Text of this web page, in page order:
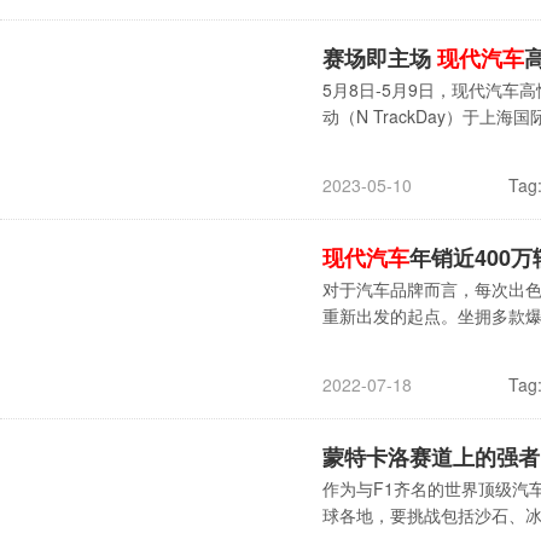
赛场即主场现代汽车
5月8日-5月9日，现代汽车
动（N TrackDay）于上海国
2023-05-10 Tag:
现代汽车年销近400万
对于汽车品牌而言，每次出
重新出发的起点。坐拥多款
2022-07-18 Tag:
蒙特卡洛赛道上的强
作为与F1齐名的世界顶级汽
球各地，要挑战包括沙石、